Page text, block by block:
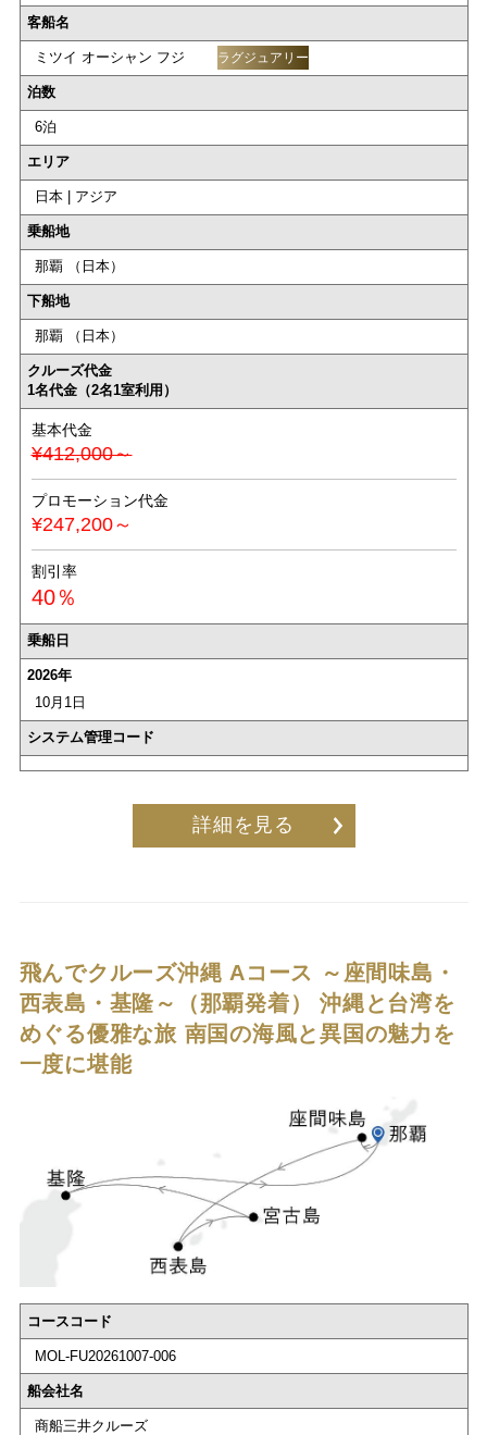
客船名
ミツイ オーシャン フジ ラグジュアリー
泊数
6泊
エリア
日本 | アジア
乗船地
那覇 （日本）
下船地
那覇 （日本）
クルーズ代金
1名代金（2名1室利用）
基本代金
¥412,000～
プロモーション代金
¥247,200～
割引率
40％
乗船日
2026年
10月1日
システム管理コード
詳細を見る
飛んでクルーズ沖縄 Aコース ～座間味島・
西表島・基隆～（那覇発着） 沖縄と台湾を
めぐる優雅な旅 南国の海風と異国の魅力を
一度に堪能
コースコード
MOL-FU20261007-006
船会社名
商船三井クルーズ